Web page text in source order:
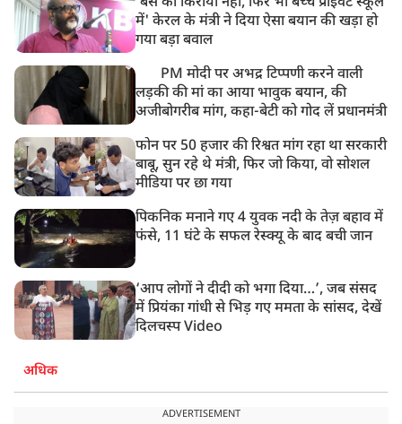
में' केरल के मंत्री ने दिया ऐसा बयान की खड़ा हो
गया बड़ा बवाल
PM मोदी पर अभद्र टिप्पणी करने वाली
लड़की की मां का आया भावुक बयान, की
अजीबोगरीब मांग, कहा-बेटी को गोद लें प्रधानमंत्री
फोन पर 50 हजार की रिश्वत मांग रहा था सरकारी
बाबू, सुन रहे थे मंत्री, फिर जो किया, वो सोशल
मीडिया पर छा गया
पिकनिक मनाने गए 4 युवक नदी के तेज़ बहाव में
फंसे, 11 घंटे के सफल रेस्क्यू के बाद बची जान
‘आप लोगों ने दीदी को भगा दिया…’, जब संसद
में प्रियंका गांधी से भिड़ गए ममता के सांसद, देखें
दिलचस्प Video
अधिक
ADVERTISEMENT